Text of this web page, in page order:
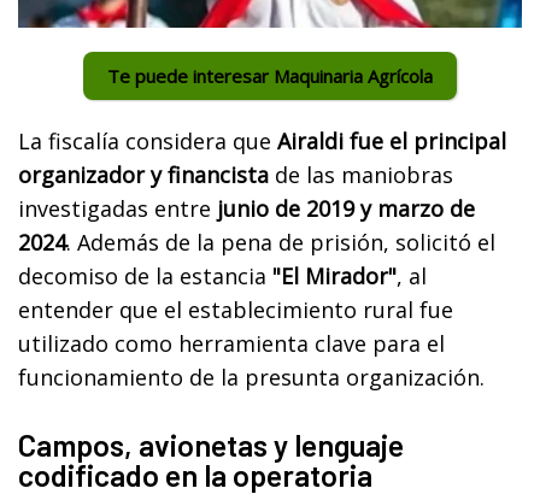
Te puede interesar Maquinaria Agrícola
La fiscalía considera que Airaldi fue el principal
organizador y financista de las maniobras
investigadas entre junio de 2019 y marzo de
2024. Además de la pena de prisión, solicitó el
decomiso de la estancia "El Mirador", al
entender que el establecimiento rural fue
utilizado como herramienta clave para el
funcionamiento de la presunta organización.
Campos, avionetas y lenguaje
codificado en la operatoria